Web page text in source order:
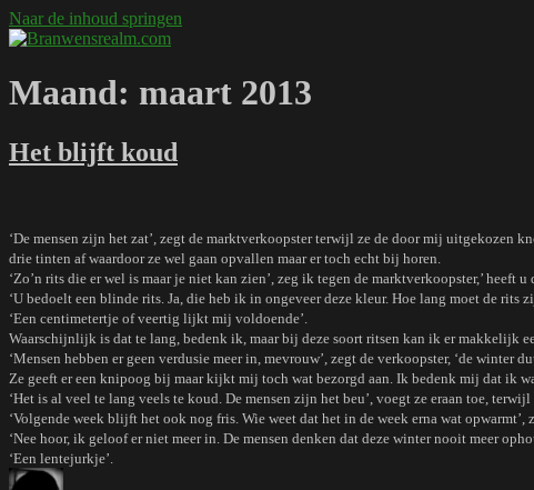
Naar de inhoud springen
Maand: maart 2013
Het blijft koud
‘De mensen zijn het zat’, zegt de marktverkoopster terwijl ze de door mij
drie tinten af waardoor ze wel gaan opvallen maar er toch echt bij horen.
‘Zo’n rits die er wel is maar je niet kan zien’, zeg ik tegen de marktverkoopster,’ heeft u
‘U bedoelt een blinde rits. Ja, die heb ik in ongeveer deze kleur. Hoe lang moet de rits
‘Een centimetertje of veertig lijkt mij voldoende’.
Waarschijnlijk is dat te lang, bedenk ik, maar bij deze soort ritsen kan ik er makkelijk
‘Mensen hebben er geen verdusie meer in, mevrouw’, zegt de verkoopster, ‘de winter
Ze geeft er een knipoog bij maar kijkt mij toch wat bezorgd aan. Ik bedenk mij dat ik
‘Het is al veel te lang veels te koud. De mensen zijn het beu’, voegt ze eraan toe,
‘Volgende week blijft het ook nog fris. Wie weet dat het in de week erna wat
‘Nee hoor, ik geloof er niet meer in. De mensen denken dat deze winter nooit meer
‘Een lentejurkje’.